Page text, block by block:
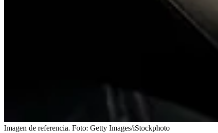
Imagen de referencia. Foto: Getty Images/iStockphoto